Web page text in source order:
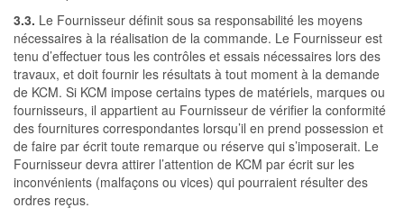
3.3. Le Fournisseur définit sous sa responsabilité les moyens
nécessaires à la réalisation de la commande. Le Fournisseur est
tenu d’effectuer tous les contrôles et essais nécessaires lors des
travaux, et doit fournir les résultats à tout moment à la demande
de KCM. Si KCM impose certains types de matériels, marques ou
fournisseurs, il appartient au Fournisseur de vérifier la conformité
des fournitures correspondantes lorsqu’il en prend possession et
de faire par écrit toute remarque ou réserve qui s’imposerait. Le
Fournisseur devra attirer l’attention de KCM par écrit sur les
inconvénients (malfaçons ou vices) qui pourraient résulter des
ordres reçus.